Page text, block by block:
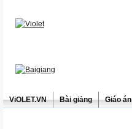
ViOLET.VN Bài giảng Giáo án